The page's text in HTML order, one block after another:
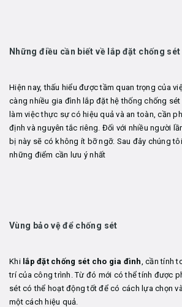
Những điều cần biết về lắp đặt chống
Hiện nay, thấu hiểu được tầm quan trọng của
càng nhiều gia đình lắp đặt hệ thống chống
làm việc thực sự có hiệu quả và an toàn, cần
định và nguyên tắc riêng. Đối với nhiều người
bị này sẽ có không ít bỡ ngỡ. Sau đây chúng
những điểm cần lưu ý nhất
Vùng bảo vệ để chống sét
Khi lắp đặt chống sét cho gia đình , cần tính
trí của công trình. Từ đó mới có thể tính được
sét có thể hoạt động tốt để có cách lựa chọn
một cách hiệu quả.